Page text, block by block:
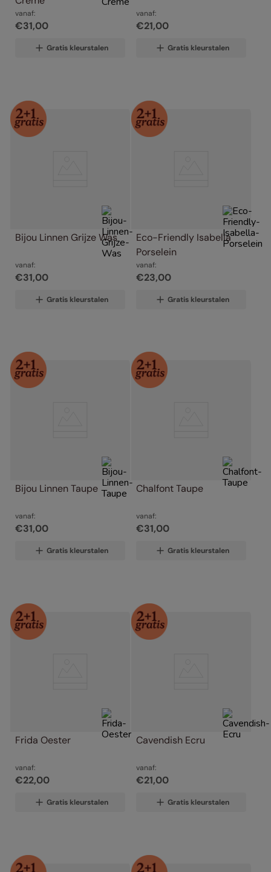
vanaf:
€31,00
Gratis kleurstalen
vanaf:
€21,00
Gratis kleurstalen
Bijou Linnen Grijze Was
vanaf:
€31,00
Gratis kleurstalen
Eco-Friendly Isabella
Porselein
vanaf:
€23,00
Gratis kleurstalen
Bijou Linnen Taupe
vanaf:
€31,00
Gratis kleurstalen
Chalfont Taupe
vanaf:
€31,00
Gratis kleurstalen
Frida Oester
vanaf:
€22,00
Gratis kleurstalen
Cavendish Ecru
vanaf:
€21,00
Gratis kleurstalen